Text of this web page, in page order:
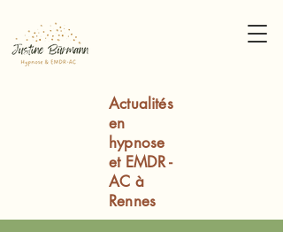
Actualités
en
hypnose
et EMDR -
AC à
Rennes